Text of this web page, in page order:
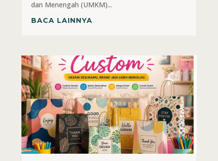
dan Menengah (UMKM)...
BACA LAINNYA